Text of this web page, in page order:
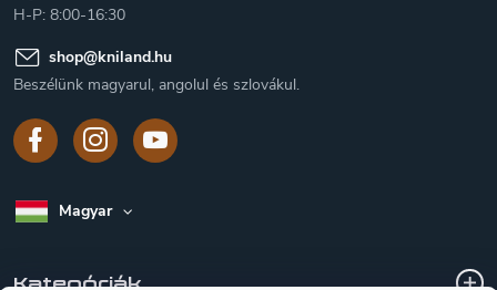
H-P: 8:00-16:30
shop@kniland.hu
Beszélünk magyarul, angolul és szlovákul.
Magyar
Kategóriák